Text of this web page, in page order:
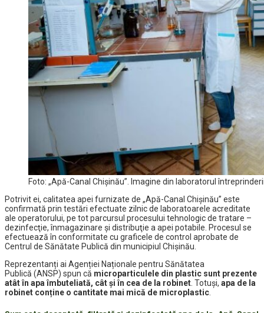
Foto: „Apă-Canal Chişinău”. Imagine din laboratorul
Potrivit ei, calitatea apei furnizate de „Apă-Canal Chişinău” este
confirmată prin testări efectuate zilnic de laboratoarele acreditate
ale operatorului, pe tot parcursul procesului tehnologic de tratare –
dezinfecţie, înmagazinare şi distribuţie a apei potabile. Procesul se
efectuează în conformitate cu graficele de control aprobate de
Centrul de Sănătate Publică din municipiul Chişinău.
Reprezentanți ai Agenției Naționale pentru Sănătatea
Publică (ANSP) spun că microparticulele din plastic sunt prezente
atât în apa îmbuteliată, cât și în cea de la robinet. Totuși, apa de la
robinet conține o cantitate mai mică de microplastic.